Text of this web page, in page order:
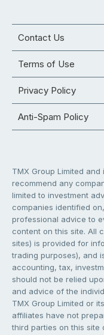
Contact Us
Terms of Use
Privacy Policy
Anti-Spam Policy
TMX Group Limited
recommend any
limited to investment
companies identified
professional advice to
content on this site. All
sites) is provided for
trading purposes), and
accounting, tax,
should not be relied
and advice of the
TMX Group Limited or
affiliates have not
third parties on this site